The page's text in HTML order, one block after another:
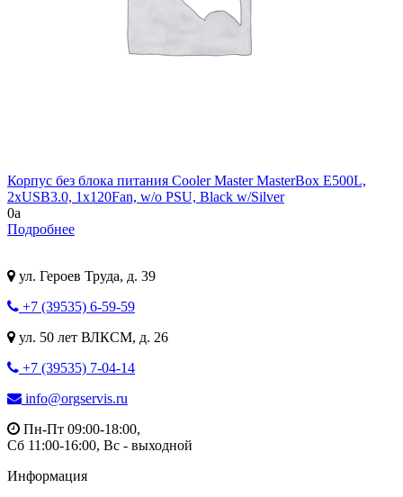
Корпус без блока питания Cooler Master MasterBox E500L,
2xUSB3.0, 1x120Fan, w/o PSU, Black w/Silver
0a
Подробнее
ул. Героев Труда, д. 39
+7 (39535) 6-59-59
ул. 50 лет ВЛКСМ, д. 26
+7 (39535) 7-04-14
info@orgservis.ru
Пн-Пт 09:00-18:00,
Сб 11:00-16:00, Вс - выходной
Информация